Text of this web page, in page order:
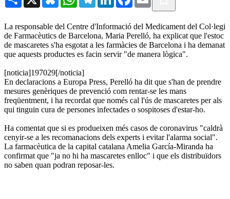
La responsable del Centre d'Informació del Medicament del Col·legi
de Farmacèutics de Barcelona, Maria Perelló, ha explicat que l'estoc
de mascaretes s'ha esgotat a les farmàcies de Barcelona i ha demanat
que aquests productes es facin servir "de manera lògica".
[noticia]197029[/noticia]
En declaracions a Europa Press, Perelló ha dit que s'han de prendre
mesures genèriques de prevenció com rentar-se les mans
freqüentment, i ha recordat que només cal l'ús de mascaretes per als
qui tinguin cura de persones infectades o sospitoses d'estar-ho.
Ha comentat que si es produeixen més casos de coronavirus "caldrà
cenyir-se a les recomanacions dels experts i evitar l'alarma social".
La farmacèutica de la capital catalana Amelia García-Miranda ha
confirmat que "ja no hi ha mascaretes enlloc" i que els distribuïdors
no saben quan podran reposar-les.